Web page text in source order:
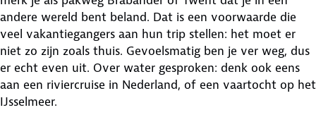
andere wereld bent beland. Dat is een voorwaarde die
veel vakantiegangers aan hun trip stellen: het moet er
niet zo zijn zoals thuis. Gevoelsmatig ben je ver weg, dus
er echt even uit. Over water gesproken: denk ook eens
aan een riviercruise in Nederland, of een vaartocht op het
IJsselmeer.